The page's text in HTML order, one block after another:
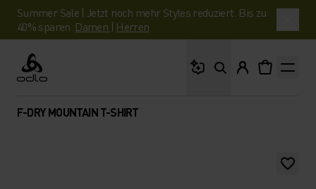
Summer Sale | Jetzt noch mehr Styles reduziert. Bis zu
40% sparen. Damen | Herren
Odlo
F-DRY MOUNTAIN T-SHIRT